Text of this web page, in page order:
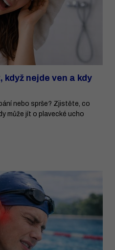
když nejde ven a kdy
nebo sprše? Zjistěte, co
může jít o plavecké ucho